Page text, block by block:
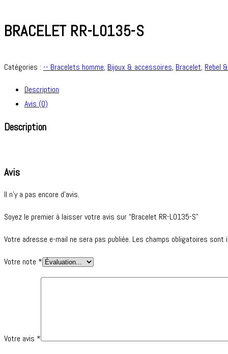
BRACELET RR-L0135-S
Catégories : -- Bracelets homme, Bijoux & accessoires, Bracelet, Rebel
Description
Avis (0)
Description
Avis
Il n’y a pas encore d’avis.
Soyez le premier à laisser votre avis sur “Bracelet RR-L0135-S”
Votre adresse e-mail ne sera pas publiée. Les champs obligatoires sont
Votre note *
Votre avis *